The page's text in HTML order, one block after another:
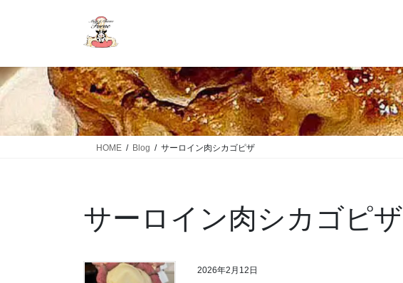
HOME Blog サーロイン肉シカゴピザ
サーロイン肉シカゴピザ
2026年2月12日